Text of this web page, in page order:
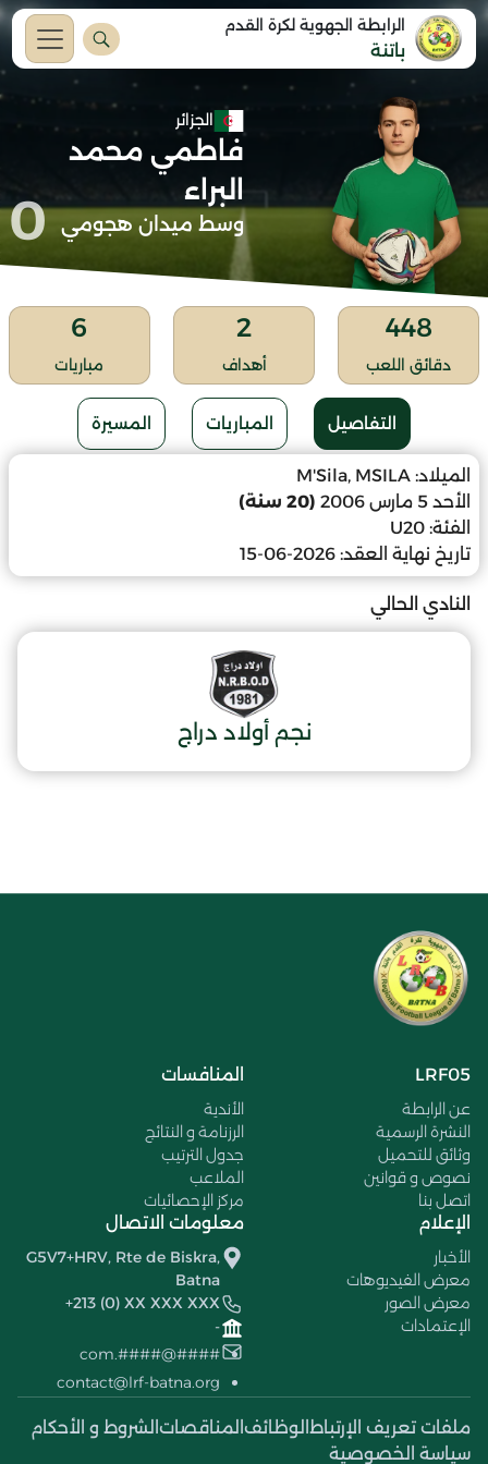
الرابطة الجهوية لكرة القدم
باتنة
الجزائر
فاطمي محمد
البراء
وسط ميدان هجومي 0
448
دقائق اللعب
2
أهداف
6
مباريات
التفاصيل المباريات المسيرة
الميلاد: M'Sila, MSILA
الأحد 5 مارس 2006
(20 سنة)
الفئة: U20
تاريخ نهاية العقد: 2026-06-15
النادي الحالي
نجم أولاد دراج
LRF05
عن الرابطة
النشرة الرسمية
وثائق للتحميل
نصوص و قوانين
اتصل بنا
المنافسات
الأندية
الرزنامة و النتائج
جدول الترتيب
الملاعب
مركز الإحصائيات
الإعلام
الأخبار
معرض الفيديوهات
معرض الصور
الإعتمادات
معلومات الاتصال
G5V7+HRV, Rte de Biskra,
Batna
+213 (0) XX XXX XXX
-
####@####.com
contact@lrf-batna.org
ملفات تعريف الإرتباط الوظائف المناقصات الشروط و الأحكام
سياسة الخصوصية